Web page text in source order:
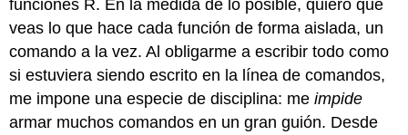
funciones R. En la medida de lo posible, quiero que
veas lo que hace cada función de forma aislada, un
comando a la vez. Al obligarme a escribir todo como
si estuviera siendo escrito en la línea de comandos,
me impone una especie de disciplina: meimpide
armar muchos comandos en un gran guión. Desde